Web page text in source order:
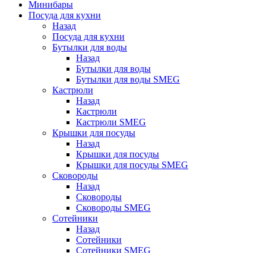
Минибары
Посуда для кухни
Назад
Посуда для кухни
Бутылки для воды
Назад
Бутылки для воды
Бутылки для воды SMEG
Кастрюли
Назад
Кастрюли
Кастрюли SMEG
Крышки для посуды
Назад
Крышки для посуды
Крышки для посуды SMEG
Сковороды
Назад
Сковороды
Сковороды SMEG
Сотейники
Назад
Сотейники
Сотейники SMEG